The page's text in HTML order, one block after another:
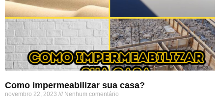
Como impermeabilizar sua casa?
novembro 22, 2023 Nenhum comentário